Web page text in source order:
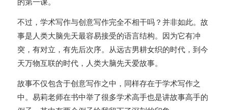
的第一课。
不过，学术写作与创意写作完全不相干吗？并非如此。故
事是人类大脑先天最容易接受的语言结构。因为它有冲
突，有对立，有先后次序。从远古男耕女织的时代，到今
天万物互联的时代，人类大脑先天爱故事。
故事不仅包含于创意写作之中，同样存在于学术写作之
中。易莉老师在书中举了很多学术高手也是讲故事高手的